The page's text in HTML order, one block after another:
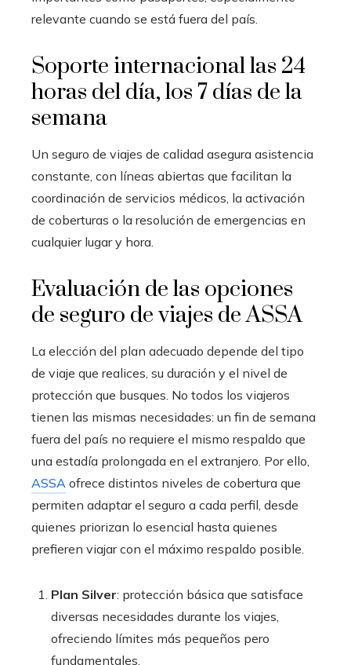
relevante cuando se está fuera del país.
Soporte internacional las 24
horas del día, los 7 días de la
semana
Un seguro de viajes de calidad asegura asistencia
constante, con líneas abiertas que facilitan la
coordinación de servicios médicos, la activación
de coberturas o la resolución de emergencias en
cualquier lugar y hora.
Evaluación de las opciones
de seguro de viajes de ASSA
La elección del plan adecuado depende del tipo
de viaje que realices, su duración y el nivel de
protección que busques. No todos los viajeros
tienen las mismas necesidades: un fin de semana
fuera del país no requiere el mismo respaldo que
una estadía prolongada en el extranjero. Por ello,
ASSA ofrece distintos niveles de cobertura que
permiten adaptar el seguro a cada perfil, desde
quienes priorizan lo esencial hasta quienes
prefieren viajar con el máximo respaldo posible.
Plan Silver: protección básica que satisface
diversas necesidades durante los viajes,
ofreciendo límites más pequeños pero
fundamentales.